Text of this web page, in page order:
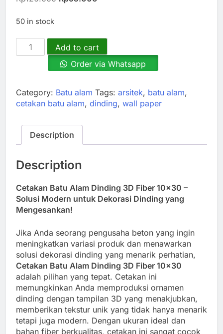
50 in stock
Cetakan
Batu
3D
Fiber
10x30:
Wow!
Dekorasi
yang
Memukau!
quantity
Add to cart
Order via Whatsapp
Category: Batu alam Tags: arsitek, batu alam,
cetakan batu alam, dinding, wall paper
Description
Description
Cetakan Batu Alam Dinding 3D Fiber 10×30 –
Solusi Modern untuk Dekorasi Dinding yang
Mengesankan!
Jika Anda seorang pengusaha beton yang ingin
meningkatkan variasi produk dan menawarkan
solusi dekorasi dinding yang menarik perhatian,
Cetakan Batu Alam Dinding 3D Fiber 10×30
adalah pilihan yang tepat. Cetakan ini
memungkinkan Anda memproduksi ornamen
dinding dengan tampilan 3D yang menakjubkan,
memberikan tekstur unik yang tidak hanya menarik
tetapi juga modern. Dengan ukuran ideal dan
bahan fiber berkualitas, cetakan ini sangat cocok